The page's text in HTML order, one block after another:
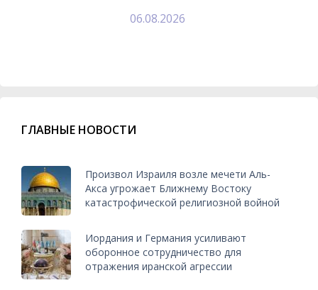
06.08.2026
ГЛАВНЫЕ НОВОСТИ
Произвол Израиля возле мечети Аль-
Акса угрожает Ближнему Востоку
катастрофической религиозной войной
Иордания и Германия усиливают
оборонное сотрудничество для
отражения иранской агрессии